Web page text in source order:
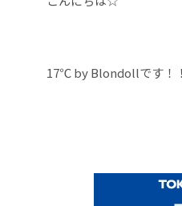
17℃ by Blondollです！